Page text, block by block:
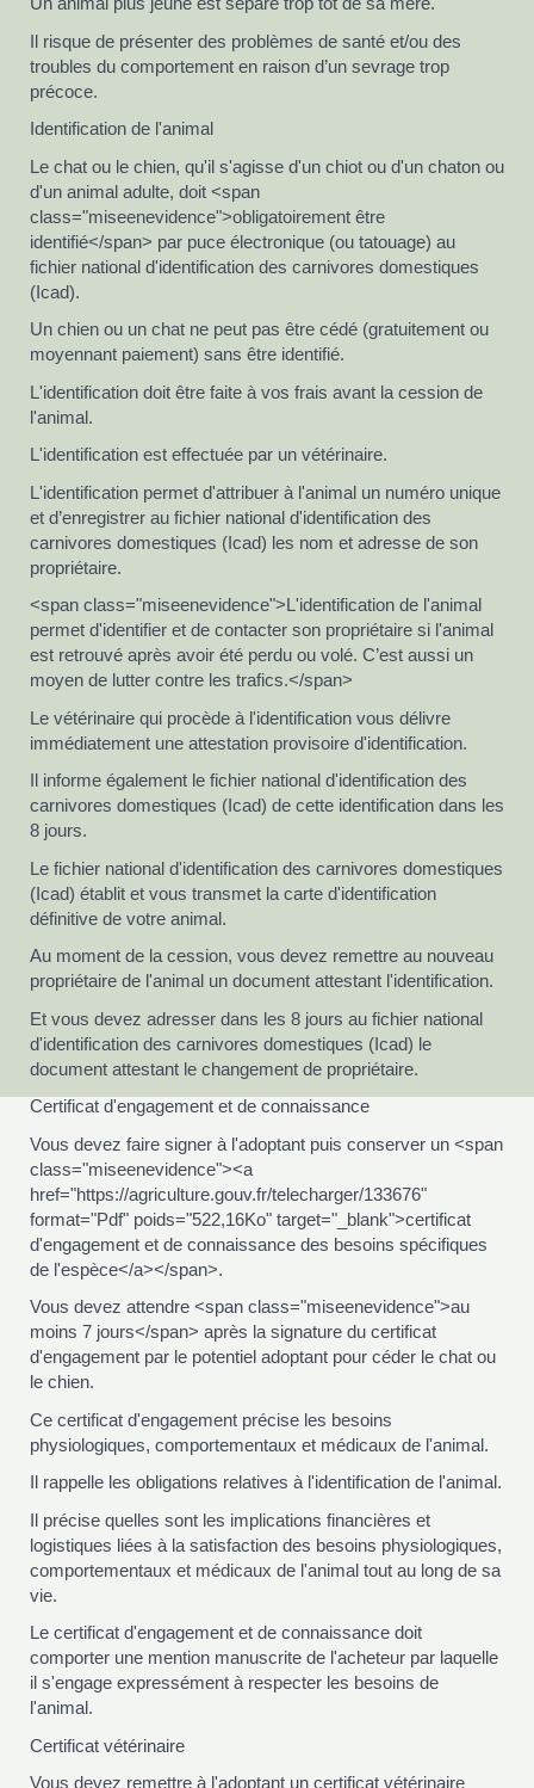
Il risque de présenter des problèmes de santé et/ou des
troubles du comportement en raison d’un sevrage trop
précoce.
Identification de l'animal
Le chat ou le chien, qu'il s'agisse d'un chiot ou d'un chaton ou
d'un animal adulte, doit <span
class="miseenevidence">obligatoirement être
identifié</span> par puce électronique (ou tatouage) au
fichier national d'identification des carnivores domestiques
(Icad).
Un chien ou un chat ne peut pas être cédé (gratuitement ou
moyennant paiement) sans être identifié.
L'identification doit être faite à vos frais avant la cession de
l'animal.
L'identification est effectuée par un vétérinaire.
L'identification permet d'attribuer à l'animal un numéro unique
et d’enregistrer au fichier national d'identification des
carnivores domestiques (Icad) les nom et adresse de son
propriétaire.
<span class="miseenevidence">L'identification de l'animal
permet d'identifier et de contacter son propriétaire si l'animal
est retrouvé après avoir été perdu ou volé. C’est aussi un
moyen de lutter contre les trafics.</span>
Le vétérinaire qui procède à l'identification vous délivre
immédiatement une attestation provisoire d'identification.
Il informe également le fichier national d'identification des
carnivores domestiques (Icad) de cette identification dans les
8 jours.
Le fichier national d'identification des carnivores domestiques
(Icad) établit et vous transmet la carte d'identification
définitive de votre animal.
Au moment de la cession, vous devez remettre au nouveau
propriétaire de l'animal un document attestant l'identification.
Et vous devez adresser dans les 8 jours au fichier national
d'identification des carnivores domestiques (Icad) le
document attestant le changement de propriétaire.
Certificat d'engagement et de connaissance
Vous devez faire signer à l'adoptant puis conserver un <span
class="miseenevidence"><a
href="https://agriculture.gouv.fr/telecharger/133676"
format="Pdf" poids="522,16Ko" target="_blank">certificat
d'engagement et de connaissance des besoins spécifiques
de l'espèce</a></span>.
Vous devez attendre <span class="miseenevidence">au
moins 7 jours</span> après la signature du certificat
d'engagement par le potentiel adoptant pour céder le chat ou
le chien.
Ce certificat d'engagement précise les besoins
physiologiques, comportementaux et médicaux de l'animal.
Il rappelle les obligations relatives à l'identification de l'animal.
Il précise quelles sont les implications financières et
logistiques liées à la satisfaction des besoins physiologiques,
comportementaux et médicaux de l'animal tout au long de sa
vie.
Le certificat d'engagement et de connaissance doit
comporter une mention manuscrite de l'acheteur par laquelle
il s'engage expressément à respecter les besoins de
l'animal.
Certificat vétérinaire
Vous devez remettre à l'adoptant un certificat vétérinaire